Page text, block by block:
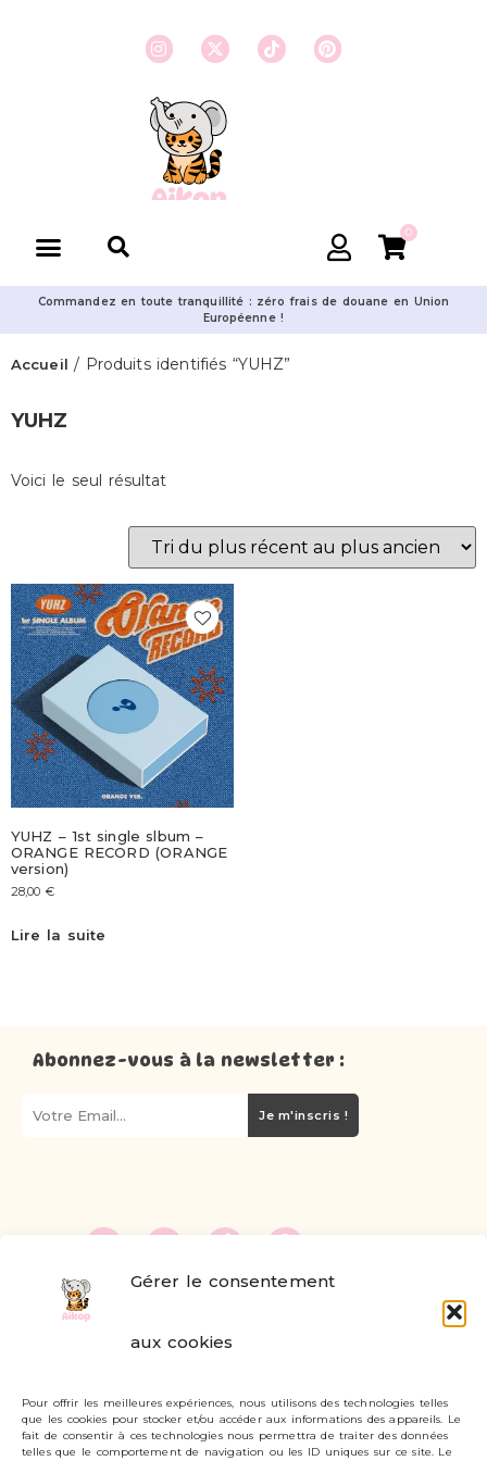
Gérer le consentement
aux cookies
Pour offrir les meilleures expériences, nous utilisons des technologies telles
que les cookies pour stocker et/ou accéder aux informations des appareils. Le
fait de consentir à ces technologies nous permettra de traiter des données
telles que le comportement de navigation ou les ID uniques sur ce site. Le
0
Commandez en toute tranquillité : zéro frais de douane en Union
Européenne !
Accueil / Produits identifiés “YUHZ”
YUHZ
Voici le seul résultat
YUHZ – 1st single slbum –
ORANGE RECORD (ORANGE
version)
28,00 €
Lire la suite
Abonnez-vous à la newsletter :
Je m'inscris !
Livraisons et retours
Mon compte